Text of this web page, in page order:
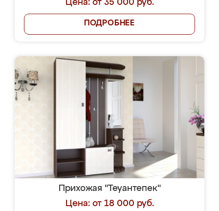
Цена: от 35 000 руб.
ПОДРОБНЕЕ
Прихожая "Теуантепек"
Цена: от 18 000 руб.